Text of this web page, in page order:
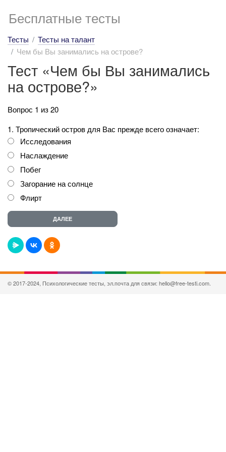
Бесплатные тесты
Тесты
Тесты на талант
Чем бы Вы занимались на острове?
Тест «Чем бы Вы занимались
на острове?»
Вопрос 1 из 20
1. Тропический остров для Вас прежде всего означает:
Исследования
Наслаждение
Побег
Загорание на солнце
Флирт
© 2017-2024, Психологические тесты, эл.почта для связи: hello@free-testi.com.